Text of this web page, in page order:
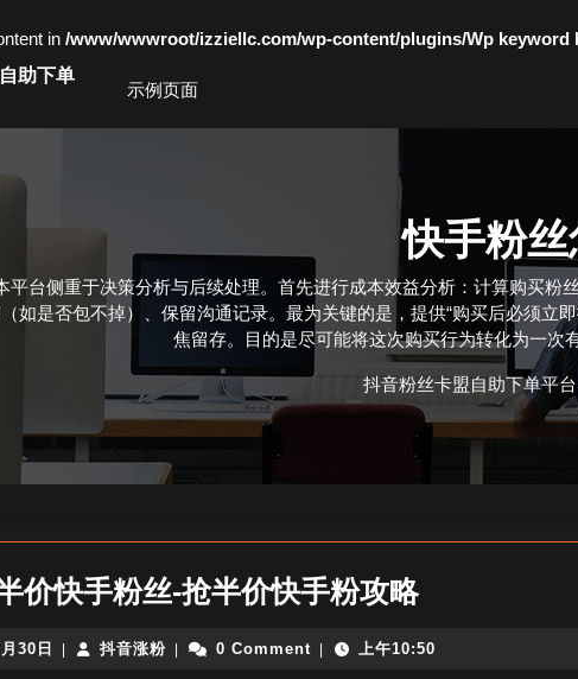
in /www/wwwroot/izziellc.com/wp-content/plugins/Wp keyword
助下单
示例页面
快手粉
平台侧重于决策分析与后续处理。首先进行成本效益分析：计算购买
如是否包不掉）、保留沟通记录。最为关键的是，提供“购买后必须立
焦留存。目的是尽可能将这次购买行为转化为一次
抖音粉丝卡盟自助下单平台
价快手粉丝-抢半价快手粉攻略如
抢
30日
2026 抖音涨粉抖
0 Comment 上午10:50